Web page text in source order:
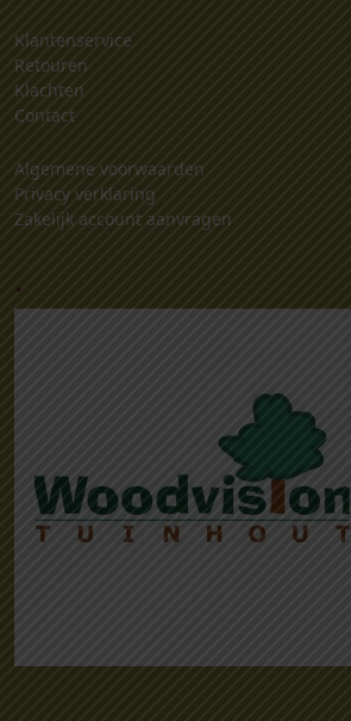
Klantenservice
Retouren
Klachten
Contact
Algemene voorwaarden
Privacy verklaring
Zakelijk account aanvragen
.